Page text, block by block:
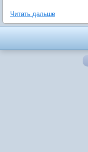
Читать дальше